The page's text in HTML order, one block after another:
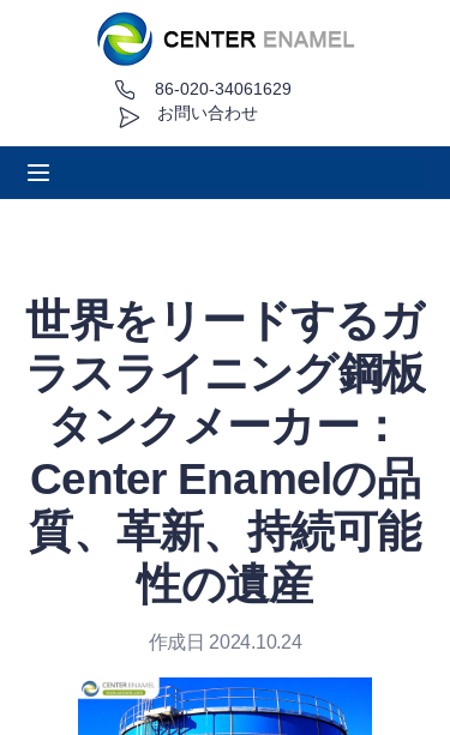
お問い合わせ
86-020-34061629
世界をリードするガ
ラスライニング鋼板
タンクメーカー：
Center Enamelの品
質、革新、持続可能
性の遺産
作成日 2024.10.24
について
プロジェクト事例
見積もり依頼
ニュース
接触